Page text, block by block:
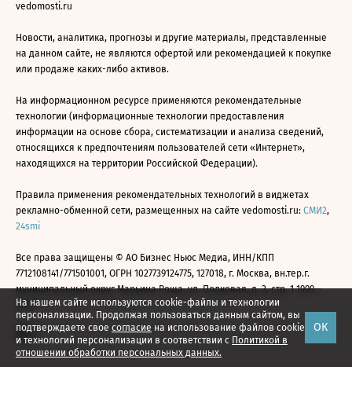
На нашем сайте используются cookie-файлы и технологии
персонализации. Продолжая пользоваться данным сайтом, вы
подтверждаете свое согласие на использование файлов cookie
и технологий персонализации в соответствии с Политикой в
отношении обработки персональных данных.
ОК
vedomosti.ru
Новости, аналитика, прогнозы и другие материалы, представленные
на данном сайте, не являются офертой или рекомендацией к покупке
или продаже каких-либо активов.
На информационном ресурсе применяются рекомендательные
технологии (информационные технологии предоставления
информации на основе сбора, систематизации и анализа сведений,
относящихся к предпочтениям пользователей сети «Интернет»,
находящихся на территории Российской Федерации).
Правила применения рекомендательных технологий в виджетах
рекламно-обменной сети, размещенных на сайте vedomosti.ru: СМИ2,
24smi
Все права защищены © АО Бизнес Ньюс Медиа, ИНН/КПП
7712108141/771501001, ОГРН 1027739124775, 127018, г. Москва, вн.тер.г.
муниципальный округ Марьина Роща, ул. Полковая, д. 3, стр. 1 1999—
2026